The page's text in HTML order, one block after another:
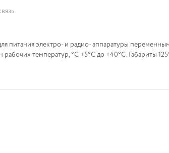
питания электро- и радио- аппаратуры
температур, °С +5°С до +40°С. Габариты